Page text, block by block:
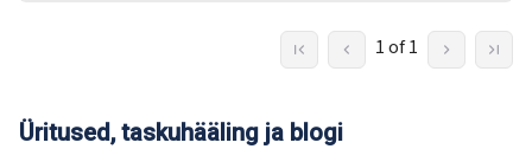
1 of 1
Üritused, taskuhääling ja blogi